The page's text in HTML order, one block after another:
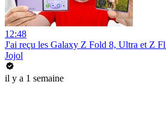
12:48
J'ai reçu les Galaxy Z Fold 8, Ultra et Z
Jojol
il y a 1 semaine